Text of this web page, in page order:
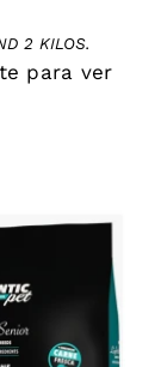
2 KILOS.
para ver